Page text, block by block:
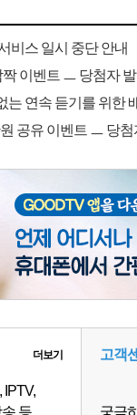
비스 일시 중단 안내
이벤트 ㅡ 당첨자
는 연속 듣기를 위한
공유 이벤트 ㅡ 당첨
더보기
IPTV,
등
고객
궁금